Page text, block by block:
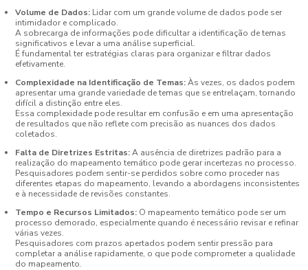
Volume de Dados: Lidar com um grande volume de dados pode ser
intimidador e complicado.
A sobrecarga de informações pode dificultar a identificação de temas
significativos e levar a uma análise superficial.
É fundamental ter estratégias claras para organizar e filtrar dados
efetivamente.
Complexidade na Identificação de Temas:Às vezes, os dados podem
apresentar uma grande variedade de temas que se entrelaçam, tornando
difícil a distinção entre eles.
Essa complexidade pode resultar em confusão e em uma apresentação
de resultados que não reflete com precisão as nuances dos dados
coletados.
Falta de Diretrizes Estritas:A ausência de diretrizes padrão para a
realização do mapeamento temático pode gerar incertezas no processo.
Pesquisadores podem sentir-se perdidos sobre como proceder nas
diferentes etapas do mapeamento, levando a abordagens inconsistentes
e à necessidade de revisões constantes.
Tempo e Recursos Limitados: O mapeamento temático pode ser um
processo demorado, especialmente quando é necessário revisar e refinar
várias vezes.
Pesquisadores com prazos apertados podem sentir pressão para
completar a análise rapidamente, o que pode comprometer a qualidade
do mapeamento.